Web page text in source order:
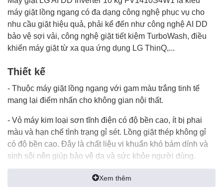
máy giặt lồng ngang có đa dạng công nghệ phục vụ cho
nhu cầu giặt hiệu quả, phải kể đến như công nghệ AI DD
bảo vệ sợi vải, công nghệ giặt tiết kiệm TurboWash, điều
khiển máy giặt từ xa qua ứng dụng LG ThinQ,...
Thiết kế
- Thuộc máy giặt lồng ngang với gam màu trắng tinh tế
mang lại điểm nhấn cho không gian nội thất.
- Vỏ máy kim loại sơn tĩnh điện có độ bền cao, ít bị phai
màu và hạn chế tình trạng gỉ sét. Lồng giặt thép không gỉ
có độ bền cao. Đây là chất liệu vi khuẩn khó bám dính và
sinh sôi nên giúp bảo vệ da và sức khỏe người dùng.
- Bảng điều khiển song ngữ Anh - Việt dễ dàng cho nhiều
đối tượng sử dụng. Ngoài ra còn có nút xoay và phím bấm
Xem thêm